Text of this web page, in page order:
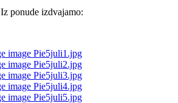
Iz ponude izdvajamo: